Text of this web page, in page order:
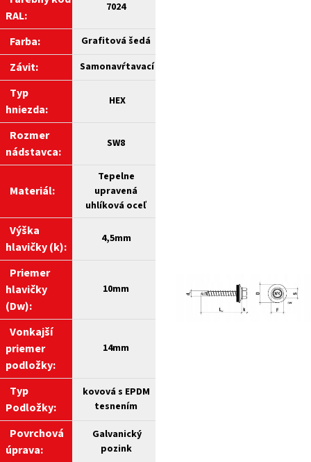
RAL:
7024
Farba: Grafitová šedá
Závit: Samonavŕtavací
Typ
hniezda:
HEX
Rozmer
nádstavca:
SW8
Materiál:
Tepelne
upravená
uhlíková oceľ
Výška
hlavičky (k):
4,5mm
Priemer
hlavičky
(Dw):
10mm
Vonkajší
priemer
podložky:
14mm
Typ
Podložky:
kovová s EPDM
tesnením
Povrchová
úprava:
Galvanický
pozink